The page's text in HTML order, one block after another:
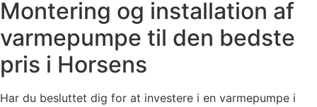
Montering og installation af
varmepumpe til den bedste
pris i Horsens
Har du besluttet dig for at investere i en varmepumpe i